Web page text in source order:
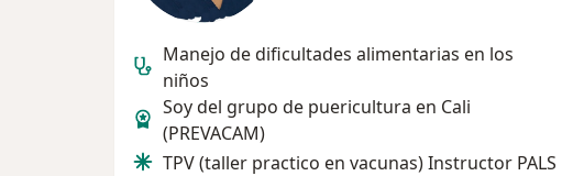
Manejo de dificultades alimentarias en los
niños
Soy del grupo de puericultura en Cali
(PREVACAM)
TPV (taller practico en vacunas) Instructor PALS